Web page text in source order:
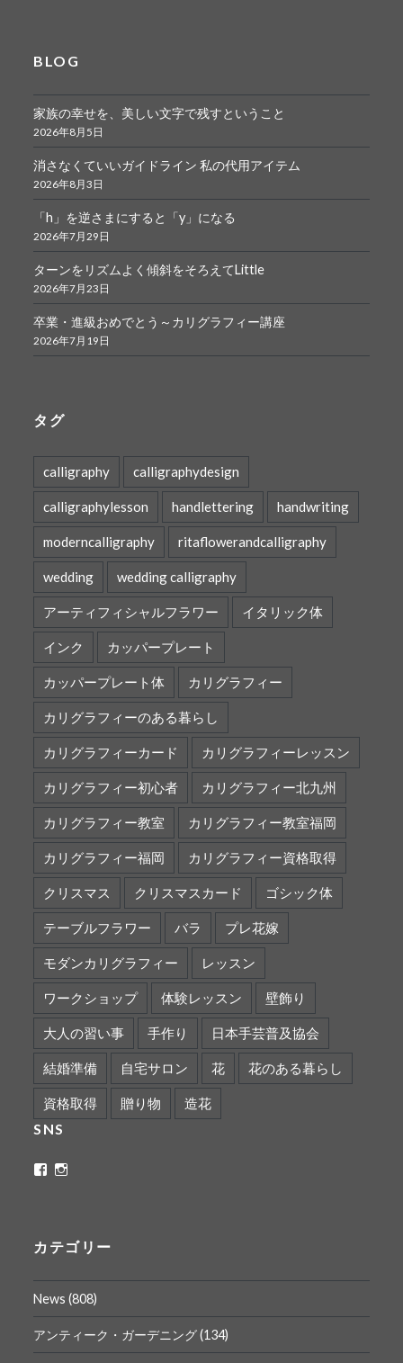
BLOG
家族の幸せを、美しい文字で残すということ
2026年8月5日
消さなくていいガイドライン 私の代用アイテム
2026年8月3日
「h」を逆さまにすると「y」になる
2026年7月29日
ターンをリズムよく傾斜をそろえてLittle
2026年7月23日
卒業・進級おめでとう～カリグラフィー講座
2026年7月19日
タグ
calligraphy calligraphydesign
calligraphylesson handlettering handwriting
moderncalligraphy ritaflowerandcalligraphy
wedding wedding calligraphy
アーティフィシャルフラワー イタリック体
インク カッパープレート
カッパープレート体 カリグラフィー
カリグラフィーのある暮らし
カリグラフィーカード カリグラフィーレッスン
カリグラフィー初心者 カリグラフィー北九州
カリグラフィー教室 カリグラフィー教室福岡
カリグラフィー福岡 カリグラフィー資格取得
クリスマス クリスマスカード ゴシック体
テーブルフラワー バラ プレ花嫁
モダンカリグラフィー レッスン
ワークショップ 体験レッスン 壁飾り
大人の習い事 手作り 日本手芸普及協会
結婚準備 自宅サロン 花 花のある暮らし
資格取得 贈り物 造花
SNS
ritaflower.calligraphy
ロ
フ
ー
ル
を
Facebook
で
表
ロ
フ
ー
ル
を
Instagram
で
表
カテゴリー
News (808)
アンティーク・ガーデニング(134)